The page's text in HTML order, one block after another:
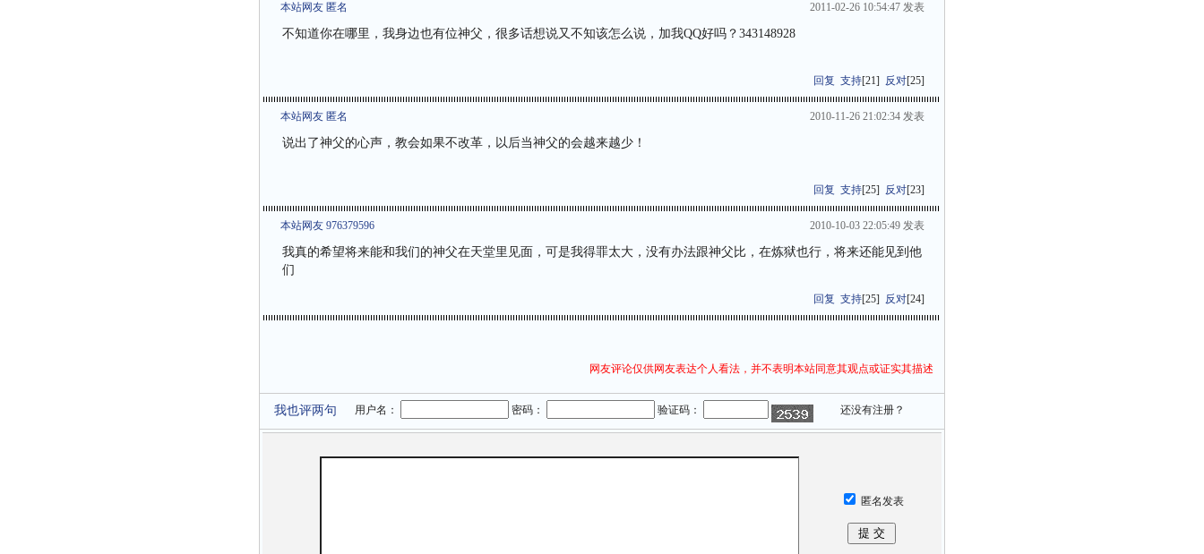
本站网友 匿名 2011-02-26 10:54:47 发表
不知道你在哪里，我身边也有位神父，很多话想说又不知该怎么说，加我QQ好吗？343148928
回复 支持[21] 反对[25]
本站网友 匿名 2010-11-26 21:02:34 发表
说出了神父的心声，教会如果不改革，以后当神父的会越来越少！
回复 支持[25] 反对[23]
本站网友 976379596 2010-10-03 22:05:49 发表
我真的希望将来能和我们的神父在天堂里见面，可是我得罪太大，没有办法跟神父比，在炼狱也行，将来还能见到他
们
回复 支持[25] 反对[24]
网友评论仅供网友表达个人看法，并不表明本站同意其观点或证实其描述
我也评两句 用户名： 密码： 验证码： 还没有注册？
匿名发表